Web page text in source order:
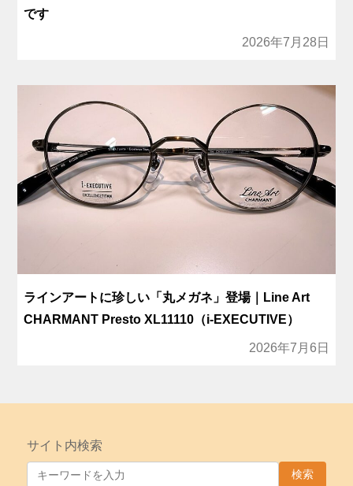
です
2026年7月28日
ラインアートに珍しい「丸メガネ」登場｜Line Art
CHARMANT Presto XL11110（i-EXECUTIVE）
2026年7月6日
サイト内検索
検索